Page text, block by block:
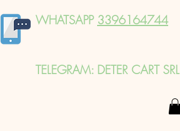
WHATSAPP 3396164744
TELEGRAM: DETER CART SRL